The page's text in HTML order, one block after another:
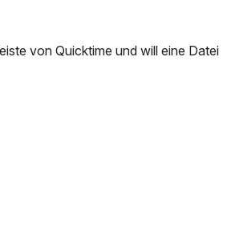
von Quicktime und will eine Datei